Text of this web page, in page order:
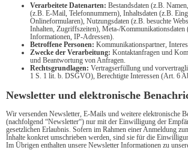
Verarbeitete Datenarten: Bestandsdaten (z.B.
(z.B. E-Mail, Telefonnummern), Inhaltsdaten (z.B.
Onlineformularen), Nutzungsdaten (z.B. besuchte
Inhalten, Zugriffszeiten), Meta-/Kommunikationsdaten
Informationen, IP-Adressen).
Betroffene Personen: Kommunikationspartner,
Zwecke der Verarbeitung: Kontaktanfragen und
und Beantwortung von Anfragen.
Rechtsgrundlagen: Vertragserfüllung und
1 S. 1 lit. b. DSGVO), Berechtigte Interessen (Art. 6
Newsletter und elektronische
Wir versenden Newsletter, E-Mails und weitere elektronische
(nachfolgend “Newsletter“) nur mit der Einwilligung der
gesetzlichen Erlaubnis. Sofern im Rahmen einer Anmeldung
Inhalte konkret umschrieben werden, sind sie für die
Im Übrigen enthalten unsere Newsletter Informationen zu